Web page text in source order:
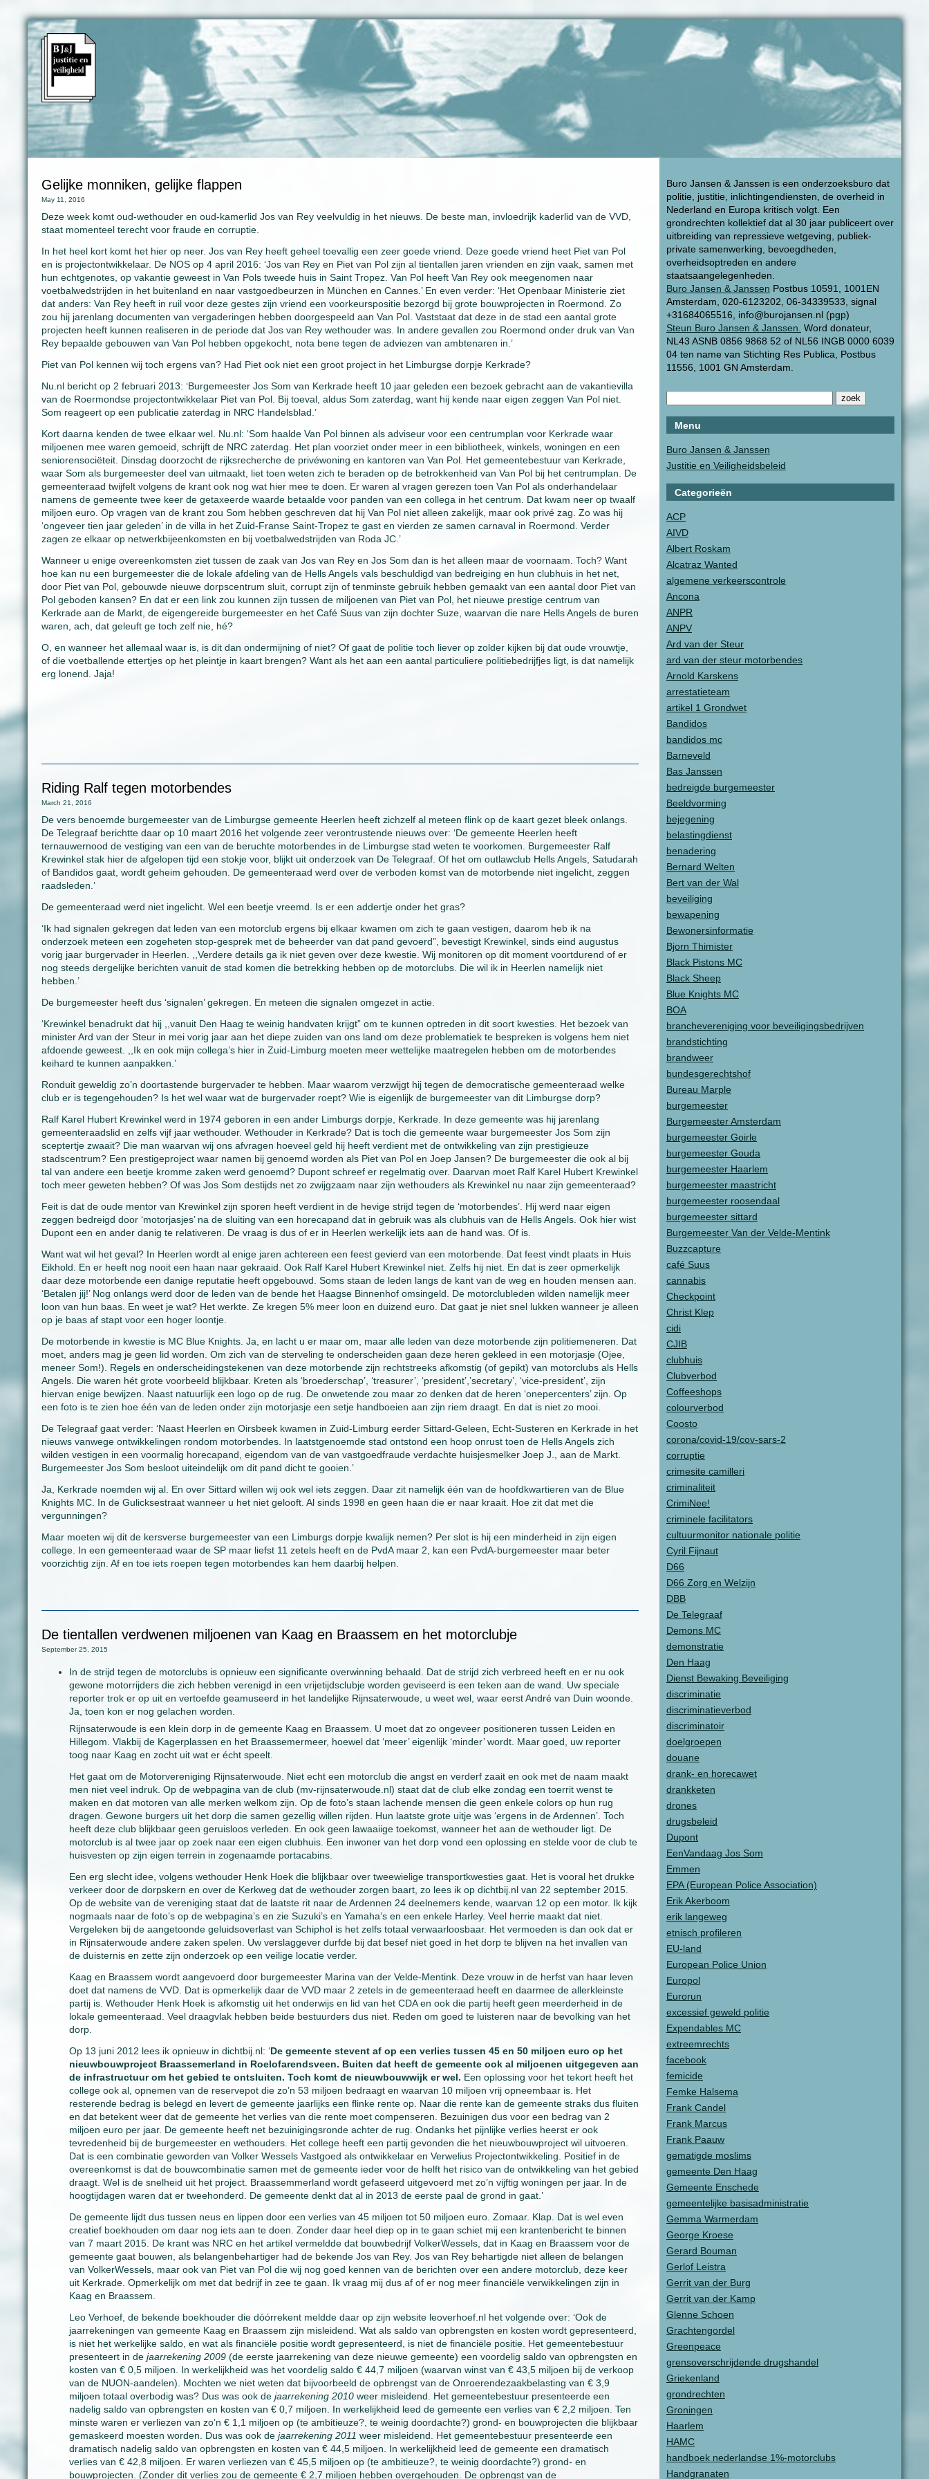
Buro Jansen & Janssen is een onderzoeksburo dat
politie, justitie, inlichtingendiensten, de overheid in
Nederland en Europa kritisch volgt. Een
grondrechten kollektief dat al 30 jaar publiceert over
uitbreiding van repressieve wetgeving, publiek-
private samenwerking, bevoegdheden,
overheidsoptreden en andere
staatsaangelegenheden.
Buro Jansen & Janssen Postbus 10591, 1001EN
Amsterdam, 020-6123202, 06-34339533, signal
+31684065516, info@burojansen.nl (pgp)
Steun Buro Jansen & Janssen. Word donateur,
NL43 ASNB 0856 9868 52 of NL56 INGB 0000 6039
04 ten name van Stichting Res Publica, Postbus
11556, 1001 GN Amsterdam.
Menu
Buro Jansen & Janssen
Justitie en Veiligheidsbeleid
Categorieën
ACP
AIVD
Albert Roskam
Alcatraz Wanted
algemene verkeerscontrole
Ancona
ANPR
ANPV
Ard van der Steur
ard van der steur motorbendes
Arnold Karskens
arrestatieteam
artikel 1 Grondwet
Bandidos
bandidos mc
Barneveld
Bas Janssen
bedreigde burgemeester
Beeldvorming
bejegening
belastingdienst
benadering
Bernard Welten
Bert van der Wal
beveiliging
bewapening
Bewonersinformatie
Bjorn Thimister
Black Pistons MC
Black Sheep
Blue Knights MC
BOA
branchevereniging voor beveiligingsbedrijven
brandstichting
brandweer
bundesgerechtshof
Bureau Marple
burgemeester
Burgemeester Amsterdam
burgemeester Goirle
burgemeester Gouda
burgemeester Haarlem
burgemeester maastricht
burgemeester roosendaal
burgemeester sittard
Burgemeester Van der Velde-Mentink
Buzzcapture
café Suus
cannabis
Checkpoint
Christ Klep
cidi
CJIB
clubhuis
Clubverbod
Coffeeshops
colourverbod
Coosto
corona/covid-19/cov-sars-2
corruptie
crimesite camilleri
criminaliteit
CrimiNee!
criminele facilitators
cultuurmonitor nationale politie
Cyril Fijnaut
D66
D66 Zorg en Welzijn
DBB
De Telegraaf
Demons MC
demonstratie
Den Haag
Dienst Bewaking Beveiliging
discriminatie
discriminatieverbod
discriminatoir
doelgroepen
douane
drank- en horecawet
drankketen
drones
drugsbeleid
Dupont
EenVandaag Jos Som
Emmen
EPA (European Police Association)
Erik Akerboom
erik langeweg
etnisch profileren
EU-land
European Police Union
Europol
Eurorun
excessief geweld politie
Expendables MC
extreemrechts
facebook
femicide
Femke Halsema
Frank Candel
Frank Marcus
Frank Paauw
gematigde moslims
gemeente Den Haag
Gemeente Enschede
gemeentelijke basisadministratie
Gemma Warmerdam
George Kroese
Gerard Bouman
Gerlof Leistra
Gerrit van der Burg
Gerrit van der Kamp
Glenne Schoen
Grachtengordel
Greenpeace
grensoverschrijdende drugshandel
Griekenland
grondrechten
Groningen
Haarlem
HAMC
handboek nederlandse 1%-motorclubs
Handgranaten
Gelijke monniken, gelijke flappen
May 11, 2016
Deze week komt oud-wethouder en oud-kamerlid Jos van Rey veelvuldig in het nieuws. De beste man, invloedrijk kaderlid van de VVD,
staat momenteel terecht voor fraude en corruptie.
In het heel kort komt het hier op neer. Jos van Rey heeft geheel toevallig een zeer goede vriend. Deze goede vriend heet Piet van Pol
en is projectontwikkelaar. De NOS op 4 april 2016: ‘Jos van Rey en Piet van Pol zijn al tientallen jaren vrienden en zijn vaak, samen met
hun echtgenotes, op vakantie geweest in Van Pols tweede huis in Saint Tropez. Van Pol heeft Van Rey ook meegenomen naar
voetbalwedstrijden in het buitenland en naar vastgoedbeurzen in München en Cannes.’ En even verder: ‘Het Openbaar Ministerie ziet
dat anders: Van Rey heeft in ruil voor deze gestes zijn vriend een voorkeurspositie bezorgd bij grote bouwprojecten in Roermond. Zo
zou hij jarenlang documenten van vergaderingen hebben doorgespeeld aan Van Pol. Vaststaat dat deze in de stad een aantal grote
projecten heeft kunnen realiseren in de periode dat Jos van Rey wethouder was. In andere gevallen zou Roermond onder druk van Van
Rey bepaalde gebouwen van Van Pol hebben opgekocht, nota bene tegen de adviezen van ambtenaren in.’
Piet van Pol kennen wij toch ergens van? Had Piet ook niet een groot project in het Limburgse dorpje Kerkrade?
Nu.nl bericht op 2 februari 2013: ‘Burgemeester Jos Som van Kerkrade heeft 10 jaar geleden een bezoek gebracht aan de vakantievilla
van de Roermondse projectontwikkelaar Piet van Pol. Bij toeval, aldus Som zaterdag, want hij kende naar eigen zeggen Van Pol niet.
Som reageert op een publicatie zaterdag in NRC Handelsblad.’
Kort daarna kenden de twee elkaar wel. Nu.nl: ‘Som haalde Van Pol binnen als adviseur voor een centrumplan voor Kerkrade waar
miljoenen mee waren gemoeid, schrijft de NRC zaterdag. Het plan voorziet onder meer in een bibliotheek, winkels, woningen en een
seniorensociëteit. Dinsdag doorzocht de rijksrecherche de privéwoning en kantoren van Van Pol. Het gemeentebestuur van Kerkrade,
waar Som als burgemeester deel van uitmaakt, liet toen weten zich te beraden op de betrokkenheid van Van Pol bij het centrumplan. De
gemeenteraad twijfelt volgens de krant ook nog wat hier mee te doen. Er waren al vragen gerezen toen Van Pol als onderhandelaar
namens de gemeente twee keer de getaxeerde waarde betaalde voor panden van een collega in het centrum. Dat kwam neer op twaalf
miljoen euro. Op vragen van de krant zou Som hebben geschreven dat hij Van Pol niet alleen zakelijk, maar ook privé zag. Zo was hij
‘ongeveer tien jaar geleden’ in de villa in het Zuid-Franse Saint-Tropez te gast en vierden ze samen carnaval in Roermond. Verder
zagen ze elkaar op netwerkbijeenkomsten en bij voetbalwedstrijden van Roda JC.’
Wanneer u enige overeenkomsten ziet tussen de zaak van Jos van Rey en Jos Som dan is het alleen maar de voornaam. Toch? Want
hoe kan nu een burgemeester die de lokale afdeling van de Hells Angels vals beschuldigd van bedreiging en hun clubhuis in het net,
door Piet van Pol, gebouwde nieuwe dorpscentrum sluit, corrupt zijn of tenminste gebruik hebben gemaakt van een aantal door Piet van
Pol geboden kansen? En dat er een link zou kunnen zijn tussen de miljoenen van Piet van Pol, het nieuwe prestige centrum van
Kerkrade aan de Markt, de eigengereide burgemeester en het Café Suus van zijn dochter Suze, waarvan die nare Hells Angels de buren
waren, ach, dat geleuft ge toch zelf nie, hé?
O, en wanneer het allemaal waar is, is dit dan ondermijning of niet? Of gaat de politie toch liever op zolder kijken bij dat oude vrouwtje,
of die voetballende ettertjes op het pleintje in kaart brengen? Want als het aan een aantal particuliere politiebedrijfjes ligt, is dat namelijk
erg lonend. Jaja!
Riding Ralf tegen motorbendes
March 21, 2016
De vers benoemde burgemeester van de Limburgse gemeente Heerlen heeft zichzelf al meteen flink op de kaart gezet bleek onlangs.
De Telegraaf berichtte daar op 10 maart 2016 het volgende zeer verontrustende nieuws over: ‘De gemeente Heerlen heeft
ternauwernood de vestiging van een van de beruchte motorbendes in de Limburgse stad weten te voorkomen. Burgemeester Ralf
Krewinkel stak hier de afgelopen tijd een stokje voor, blijkt uit onderzoek van De Telegraaf. Of het om outlawclub Hells Angels, Satudarah
of Bandidos gaat, wordt geheim gehouden. De gemeenteraad werd over de verboden komst van de motorbende niet ingelicht, zeggen
raadsleden.’
De gemeenteraad werd niet ingelicht. Wel een beetje vreemd. Is er een addertje onder het gras?
‘Ik had signalen gekregen dat leden van een motorclub ergens bij elkaar kwamen om zich te gaan vestigen, daarom heb ik na
onderzoek meteen een zogeheten stop-gesprek met de beheerder van dat pand gevoerd”, bevestigt Krewinkel, sinds eind augustus
vorig jaar burgervader in Heerlen. ,,Verdere details ga ik niet geven over deze kwestie. Wij monitoren op dit moment voortdurend of er
nog steeds dergelijke berichten vanuit de stad komen die betrekking hebben op de motorclubs. Die wil ik in Heerlen namelijk niet
hebben.’
De burgemeester heeft dus ‘signalen’ gekregen. En meteen die signalen omgezet in actie.
‘Krewinkel benadrukt dat hij ,,vanuit Den Haag te weinig handvaten krijgt” om te kunnen optreden in dit soort kwesties. Het bezoek van
minister Ard van der Steur in mei vorig jaar aan het diepe zuiden van ons land om deze problematiek te bespreken is volgens hem niet
afdoende geweest. ,,Ik en ook mijn collega’s hier in Zuid-Limburg moeten meer wettelijke maatregelen hebben om de motorbendes
keihard te kunnen aanpakken.’
Ronduit geweldig zo’n doortastende burgervader te hebben. Maar waarom verzwijgt hij tegen de democratische gemeenteraad welke
club er is tegengehouden? Is het wel waar wat de burgervader roept? Wie is eigenlijk de burgemeester van dit Limburgse dorp?
Ralf Karel Hubert Krewinkel werd in 1974 geboren in een ander Limburgs dorpje, Kerkrade. In deze gemeente was hij jarenlang
gemeenteraadslid en zelfs vijf jaar wethouder. Wethouder in Kerkrade? Dat is toch die gemeente waar burgemeester Jos Som zijn
sceptertje zwaait? Die man waarvan wij ons afvragen hoeveel geld hij heeft verdient met de ontwikkeling van zijn prestigieuze
stadscentrum? Een prestigeproject waar namen bij genoemd worden als Piet van Pol en Joep Jansen? De burgemeester die ook al bij
tal van andere een beetje kromme zaken werd genoemd? Dupont schreef er regelmatig over. Daarvan moet Ralf Karel Hubert Krewinkel
toch meer geweten hebben? Of was Jos Som destijds net zo zwijgzaam naar zijn wethouders als Krewinkel nu naar zijn gemeenteraad?
Feit is dat de oude mentor van Krewinkel zijn sporen heeft verdient in de hevige strijd tegen de ‘motorbendes’. Hij werd naar eigen
zeggen bedreigd door ‘motorjasjes’ na de sluiting van een horecapand dat in gebruik was als clubhuis van de Hells Angels. Ook hier wist
Dupont een en ander danig te relativeren. De vraag is dus of er in Heerlen werkelijk iets aan de hand was. Of is.
Want wat wil het geval? In Heerlen wordt al enige jaren achtereen een feest gevierd van een motorbende. Dat feest vindt plaats in Huis
Eikhold. En er heeft nog nooit een haan naar gekraaid. Ook Ralf Karel Hubert Krewinkel niet. Zelfs hij niet. En dat is zeer opmerkelijk
daar deze motorbende een danige reputatie heeft opgebouwd. Soms staan de leden langs de kant van de weg en houden mensen aan.
‘Betalen jij!’ Nog onlangs werd door de leden van de bende het Haagse Binnenhof omsingeld. De motorclubleden wilden namelijk meer
loon van hun baas. En weet je wat? Het werkte. Ze kregen 5% meer loon en duizend euro. Dat gaat je niet snel lukken wanneer je alleen
op je baas af stapt voor een hoger loontje.
De motorbende in kwestie is MC Blue Knights. Ja, en lacht u er maar om, maar alle leden van deze motorbende zijn politiemeneren. Dat
moet, anders mag je geen lid worden. Om zich van de sterveling te onderscheiden gaan deze heren gekleed in een motorjasje (Ojee,
meneer Som!). Regels en onderscheidingstekenen van deze motorbende zijn rechtstreeks afkomstig (of gepikt) van motorclubs als Hells
Angels. Die waren hét grote voorbeeld blijkbaar. Kreten als ‘broederschap’, ‘treasurer’, ‘president’,’secretary’, ‘vice-president’, zijn
hiervan enige bewijzen. Naast natuurlijk een logo op de rug. De onwetende zou maar zo denken dat de heren ‘onepercenters’ zijn. Op
een foto is te zien hoe één van de leden onder zijn motorjasje een setje handboeien aan zijn riem draagt. En dat is niet zo mooi.
De Telegraaf gaat verder: ‘Naast Heerlen en Oirsbeek kwamen in Zuid-Limburg eerder Sittard-Geleen, Echt-Susteren en Kerkrade in het
nieuws vanwege ontwikkelingen rondom motorbendes. In laatstgenoemde stad ontstond een hoop onrust toen de Hells Angels zich
wilden vestigen in een voormalig horecapand, eigendom van de van vastgoedfraude verdachte huisjesmelker Joep J., aan de Markt.
Burgemeester Jos Som besloot uiteindelijk om dit pand dicht te gooien.’
Ja, Kerkrade noemden wij al. En over Sittard willen wij ook wel iets zeggen. Daar zit namelijk één van de hoofdkwartieren van de Blue
Knights MC. In de Gulicksestraat wanneer u het niet gelooft. Al sinds 1998 en geen haan die er naar kraait. Hoe zit dat met die
vergunningen?
Maar moeten wij dit de kersverse burgemeester van een Limburgs dorpje kwalijk nemen? Per slot is hij een minderheid in zijn eigen
college. In een gemeenteraad waar de SP maar liefst 11 zetels heeft en de PvdA maar 2, kan een PvdA-burgemeester maar beter
voorzichtig zijn. Af en toe iets roepen tegen motorbendes kan hem daarbij helpen.
De tientallen verdwenen miljoenen van Kaag en Braassem en het motorclubje
September 25, 2015
In de strijd tegen de motorclubs is opnieuw een significante overwinning behaald. Dat de strijd zich verbreed heeft en er nu ook
gewone motorrijders die zich hebben verenigd in een vrijetijdsclubje worden geviseerd is een teken aan de wand. Uw speciale
reporter trok er op uit en vertoefde geamuseerd in het landelijke Rijnsaterwoude, u weet wel, waar eerst André van Duin woonde.
Ja, toen kon er nog gelachen worden.
Rijnsaterwoude is een klein dorp in de gemeente Kaag en Braassem. U moet dat zo ongeveer positioneren tussen Leiden en
Hillegom. Vlakbij de Kagerplassen en het Braassemermeer, hoewel dat ‘meer’ eigenlijk ‘minder’ wordt. Maar goed, uw reporter
toog naar Kaag en zocht uit wat er écht speelt.
Het gaat om de Motorvereniging Rijnsaterwoude. Niet echt een motorclub die angst en verderf zaait en ook met de naam maakt
men niet veel indruk. Op de webpagina van de club (mv-rijnsaterwoude.nl) staat dat de club elke zondag een toerrit wenst te
maken en dat motoren van alle merken welkom zijn. Op de foto’s staan lachende mensen die geen enkele colors op hun rug
dragen. Gewone burgers uit het dorp die samen gezellig willen rijden. Hun laatste grote uitje was ‘ergens in de Ardennen’. Toch
heeft deze club blijkbaar geen geruisloos verleden. En ook geen lawaaiige toekomst, wanneer het aan de wethouder ligt. De
motorclub is al twee jaar op zoek naar een eigen clubhuis. Een inwoner van het dorp vond een oplossing en stelde voor de club te
huisvesten op zijn eigen terrein in zogenaamde portacabins.
Een erg slecht idee, volgens wethouder Henk Hoek die blijkbaar over tweewielige transportkwesties gaat. Het is vooral het drukke
verkeer door de dorpskern en over de Kerkweg dat de wethouder zorgen baart, zo lees ik op dichtbij.nl van 22 september 2015.
Op de website van de vereniging staat dat de laatste rit naar de Ardennen 24 deelnemers kende, waarvan 12 op een motor. Ik kijk
nogmaals naar de foto’s op de webpagina’s en zie Suzuki’s en Yamaha’s en een enkele Harley. Veel herrie maakt dat niet.
Vergeleken bij de aangetoonde geluidsoverlast van Schiphol is het zelfs totaal verwaarloosbaar. Het vermoeden is dan ook dat er
in Rijnsaterwoude andere zaken spelen. Uw verslaggever durfde bij dat besef niet goed in het dorp te blijven na het invallen van
de duisternis en zette zijn onderzoek op een veilige locatie verder.
Kaag en Braassem wordt aangevoerd door burgemeester Marina van der Velde-Mentink. Deze vrouw in de herfst van haar leven
doet dat namens de VVD. Dat is opmerkelijk daar de VVD maar 2 zetels in de gemeenteraad heeft en daarmee de allerkleinste
partij is. Wethouder Henk Hoek is afkomstig uit het onderwijs en lid van het CDA en ook die partij heeft geen meerderheid in de
lokale gemeenteraad. Veel draagvlak hebben beide bestuurders dus niet. Reden om goed te luisteren naar de bevolking van het
dorp.
Op 13 juni 2012 lees ik opnieuw in dichtbij.nl: ‘De gemeente stevent af op een verlies tussen 45 en 50 miljoen euro op het
nieuwbouwproject Braassemerland in Roelofarendsveen. Buiten dat heeft de gemeente ook al miljoenen uitgegeven aan
de infrastructuur om het gebied te ontsluiten. Toch komt de nieuwbouwwijk er wel. Een oplossing voor het tekort heeft het
college ook al, opnemen van de reservepot die zo’n 53 miljoen bedraagt en waarvan 10 miljoen vrij opneembaar is. Het
resterende bedrag is belegd en levert de gemeente jaarlijks een flinke rente op. Naar die rente kan de gemeente straks dus fluiten
en dat betekent weer dat de gemeente het verlies van die rente moet compenseren. Bezuinigen dus voor een bedrag van 2
miljoen euro per jaar. De gemeente heeft net bezuinigingsronde achter de rug. Ondanks het pijnlijke verlies heerst er ook
tevredenheid bij de burgemeester en wethouders. Het college heeft een partij gevonden die het nieuwbouwproject wil uitvoeren.
Dat is een combinatie geworden van Volker Wessels Vastgoed als ontwikkelaar en Verwelius Projectontwikkeling. Positief in de
overeenkomst is dat de bouwcombinatie samen met de gemeente ieder voor de helft het risico van de ontwikkeling van het gebied
draagt. Wel is de snelheid uit het project. Braassemmerland wordt gefaseerd uitgevoerd met zo’n vijftig woningen per jaar. In de
hoogtijdagen waren dat er tweehonderd. De gemeente denkt dat al in 2013 de eerste paal de grond in gaat.’
De gemeente lijdt dus tussen neus en lippen door een verlies van 45 miljoen tot 50 miljoen euro. Zomaar. Klap. Dat is wel even
creatief boekhouden om daar nog iets aan te doen. Zonder daar heel diep op in te gaan schiet mij een krantenbericht te binnen
van 7 maart 2015. De krant was NRC en het artikel vermeldde dat bouwbedrijf VolkerWessels, dat in Kaag en Braassem voor de
gemeente gaat bouwen, als belangenbehartiger had de bekende Jos van Rey. Jos van Rey behartigde niet alleen de belangen
van VolkerWessels, maar ook van Piet van Pol die wij nog goed kennen van de berichten over een andere motorclub, deze keer
uit Kerkrade. Opmerkelijk om met dat bedrijf in zee te gaan. Ik vraag mij dus af of er nog meer financiële verwikkelingen zijn in
Kaag en Braassem.
Leo Verhoef, de bekende boekhouder die dóórrekent meldde daar op zijn website leoverhoef.nl het volgende over: ‘Ook de
jaarrekeningen van gemeente Kaag en Braassem zijn misleidend. Wat als saldo van opbrengsten en kosten wordt gepresenteerd,
is niet het werkelijke saldo, en wat als financiële positie wordt gepresenteerd, is niet de financiële positie. Het gemeentebestuur
presenteert in de jaarrekening 2009 (de eerste jaarrekening van deze nieuwe gemeente) een voordelig saldo van opbrengsten en
kosten van € 0,5 miljoen. In werkelijkheid was het voordelig saldo € 44,7 miljoen (waarvan winst van € 43,5 miljoen bij de verkoop
van de NUON-aandelen). Mochten we niet weten dat bijvoorbeeld de opbrengst van de Onroerendezaakbelasting van € 3,9
miljoen totaal overbodig was? Dus was ook de jaarrekening 2010 weer misleidend. Het gemeentebestuur presenteerde een
nadelig saldo van opbrengsten en kosten van € 0,7 miljoen. In werkelijkheid leed de gemeente een verlies van € 2,2 miljoen. Ten
minste waren er verliezen van zo’n € 1,1 miljoen op (te ambitieuze?, te weinig doordachte?) grond- en bouwprojecten die blijkbaar
gemaskeerd moesten worden. Dus was ook de jaarrekening 2011 weer misleidend. Het gemeentebestuur presenteerde een
dramatisch nadelig saldo van opbrengsten en kosten van € 44,5 miljoen. In werkelijkheid leed de gemeente een dramatisch
verlies van € 42,8 miljoen. Er waren verliezen van € 45,5 miljoen op (te ambitieuze?, te weinig doordachte?) grond- en
bouwprojecten. (Zonder dit verlies zou de gemeente € 2,7 miljoen hebben overgehouden. De opbrengst van de